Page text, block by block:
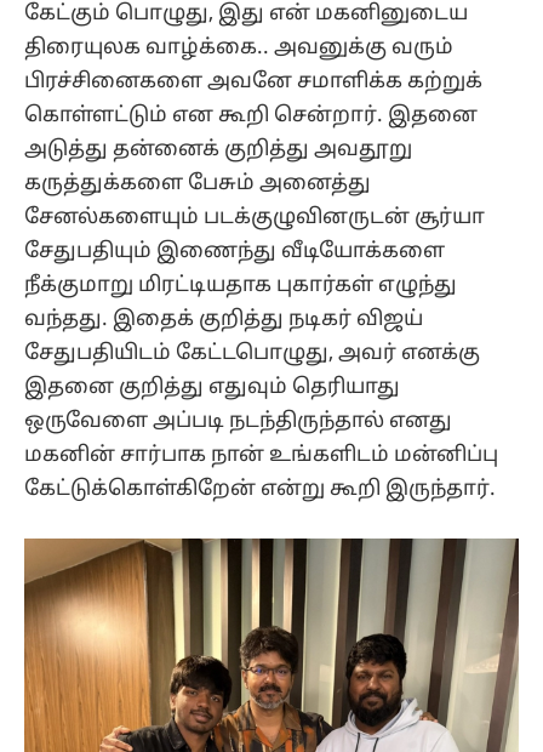
கேட்கும் பொழுது, இது என் மகனினுடைய
திரையுலக வாழ்க்கை.. அவனுக்கு வரும்
பிரச்சினைகளை அவனே சமாளிக்க கற்றுக்
கொள்ளட்டும் என கூறி சென்றார். இதனை
அடுத்து தன்னைக் குறித்து அவதூறு
கருத்துக்களை பேசும் அனைத்து
சேனல்களையும் படக்குழுவினருடன் சூர்யா
சேதுபதியும் இணைந்து வீடியோக்களை
நீக்குமாறு மிரட்டியதாக புகார்கள் எழுந்து
வந்தது. இதைக் குறித்து நடிகர் விஜய்
சேதுபதியிடம் கேட்டபொழுது, அவர் எனக்கு
இதனை குறித்து எதுவும் தெரியாது
ஒருவேளை அப்படி நடந்திருந்தால் எனது
மகனின் சார்பாக நான் உங்களிடம் மன்னிப்பு
கேட்டுக்கொள்கிறேன் என்று கூறி இருந்தார்.